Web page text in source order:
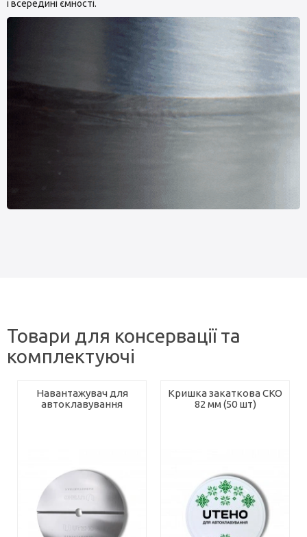
і всередині ємності.
Товари для консервації та
комплектуючі
Навантажувач для
автоклавування
Кришка закаткова СКО
82 мм (50 шт)